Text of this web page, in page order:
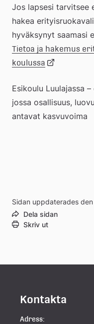
Jos lapsesi tarvitsee
hakea
hyväksynyt saamasi
Tietoa ja hakemus
koulussa Länk
till
extern
Esikoulu Luulajassa
jossa osallisuus,
antavat kasvuvoima
Sidan uppdaterades
Dela sidan
Skriv ut
Kontakta
Adress: